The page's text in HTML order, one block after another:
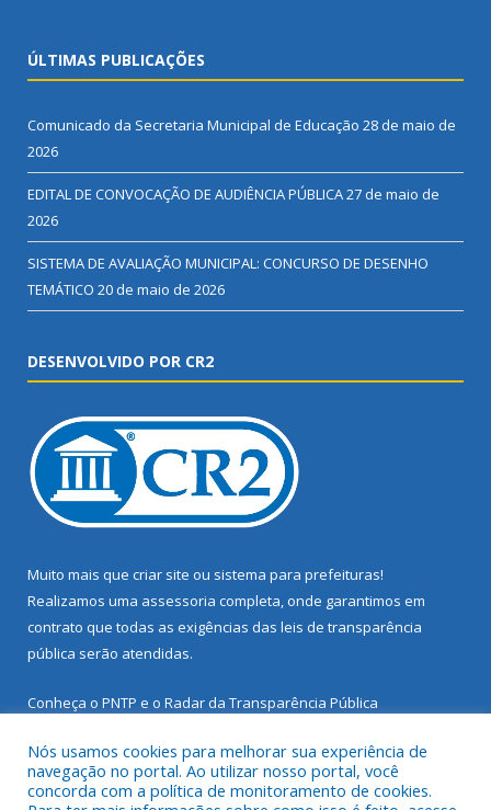
ÚLTIMAS PUBLICAÇÕES
Comunicado da Secretaria Municipal de Educação 28 de maio de
2026
EDITAL DE CONVOCAÇÃO DE AUDIÊNCIA PÚBLICA27 de maio de
2026
SISTEMA DE AVALIAÇÃO MUNICIPAL: CONCURSO DE DESENHO
TEMÁTICO 20 de maio de 2026
DESENVOLVIDO POR CR2
Muito mais que criar site ou sistema para prefeituras!
Realizamos uma assessoria completa, onde garantimos em
contrato que todas as exigências das leis de transparência
pública serão atendidas.
Conheça o PNTP e o Radar da Transparência Pública
Nós usamos cookies para melhorar sua experiência de
navegação no portal. Ao utilizar nosso portal, você
concorda com a política de monitoramento de cookies.